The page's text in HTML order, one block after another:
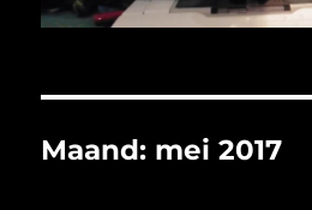
Maand: mei 2017